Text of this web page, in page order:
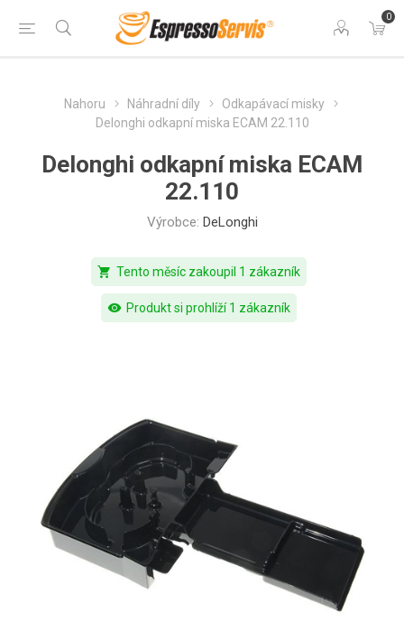
0
Nahoru Náhradní díly
Odkapávací misky
Delonghi odkapní miska ECAM 22.110
Delonghi odkapní miska ECAM
22.110
Výrobce: DeLonghi
shopping_cart Tento měsíc zakoupil 1 zákazník
visibility Produkt si prohlíží 1 zákazník